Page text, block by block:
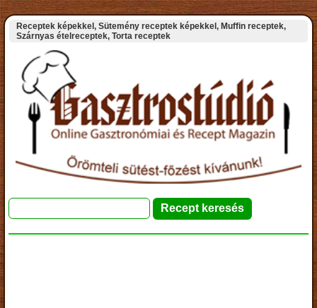
Receptek képekkel, Sütemény receptek képekkel, Muffin receptek,
Szárnyas ételreceptek, Torta receptek